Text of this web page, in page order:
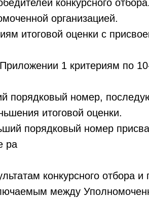
конкурсного отбора.
организацией.
итоговой оценки с
1 критериям по
порядковый номер,
итоговой оценки.
порядковый номер
ра
конкурсного отбора и
между